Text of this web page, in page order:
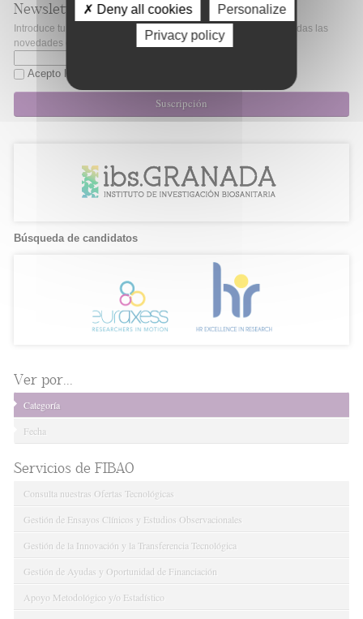
Newsletter
Introduce tu correo electrónico si quieres mantenerte al día de todas las
novedades de Fibao.
Acepto la
Suscripción
Búsqueda de candidatos
Ver por...
Categoría
Fecha
Servicios de FIBAO
Consulta nuestras Ofertas Tecnológicas
Gestión de Ensayos Clínicos y Estudios Observacionales
Gestión de la Innovación y la Transferencia Tecnológica
Gestión de Ayudas y Oportunidad de Financiación
Apoyo Metodológico y/o Estadístico
✗ Deny all cookies
Personalize
Privacy policy